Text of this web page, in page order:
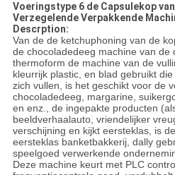
Voeringstype 6 de Capsulekop
Verzegelende Verpakkende
Descrption:
Van de de ketchuphoning van de
de chocoladedeeg machine van de
thermoform de machine van de
kleurrijk plastic, en blad gebruikt
zich vullen, is het geschikt voor de
chocoladedeeg, margarine,
en enz., de ingepakte producten
beeldverhaalauto, vriendelijker
verschijning en kijkt eersteklas, is
eersteklas banketbakkerij, dally
speelgoed verwerkende
Deze machine keurt met PLC